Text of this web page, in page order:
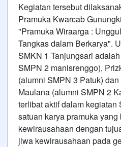
Kegiatan tersebut
Pramuka Kwarcab
"Pramuka Wiraarga :
Tangkas dalam Berkarya".
SMKN 1 Tanjungsari
SMPN 2 manisrenggo),
(alumni SMPN 3 Patuk)
Maulana (alumni SMPN 2
terlibat aktif dalam kegiatan
satuan karya pramuka
kewirausahaan dengan
jiwa kewirausahaan pada